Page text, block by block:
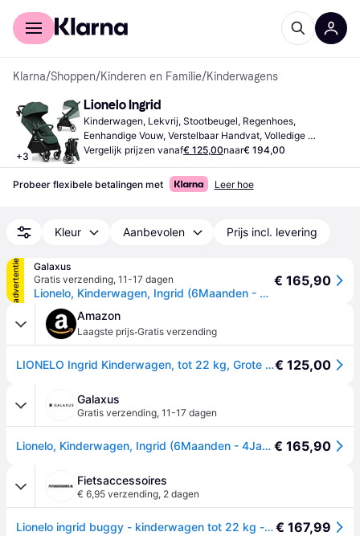
Voor shoppers
Klarna/Shoppen/Kinderen en Familie/Kinderwagens
+3
Lionelo Ingrid
Kinderwagen, Lekvrij, Stootbeugel, Regenhoes,
Eenhandige Vouw, Verstelbaar Handvat, Volledige
Ligstand, Verstelbare Voetensteun, Uitschuifbare
Zonnescherm, Opbergmand, Verstelbare Rugleuning,
Groen, Beige, Zwart
Vergelijk prijzen vanaf€ 125,00naar€ 194,00
Probeer flexibele betalingen met Leer hoe
Kleur Aanbevolen Prijs incl. levering
advertentie
Galaxus
Gratis verzending, 11-17 dagen
Lionelo, Kinderwagen, Ingrid (6Maanden - 4Jaren)
€ 165,90
Amazon
Laagste prijs·Gratis verzending
LIONELO Ingrid Kinderwagen, tot 22 kg, Grote 360° Draaibare Wielen€ 125,00
Galaxus
Gratis verzending, 11-17 dagen
Lionelo, Kinderwagen, Ingrid (6Maanden - 4Jaren) € 165,90
Fietsaccessoires
€ 6,95 verzending, 2 dagen
Lionelo ingrid buggy - kinderwagen tot 22 kg - auto-folding systeem - 360° eva wielen - xxl luifel met upf50+ - verstelbare rugleuning en voetsteun - panoramisch ventilatiepaneel - bekerhouder en mand€ 167,99